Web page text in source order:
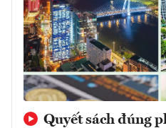
Quyết sách đúng